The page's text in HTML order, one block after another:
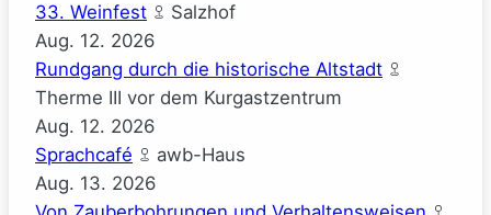
33. Weinfest
Salzhof
Aug. 12. 2026
Rundgang durch die historische Altstadt
Therme III vor dem Kurgastzentrum
Aug. 12. 2026
Sprachcafé
awb-Haus
Aug. 13. 2026